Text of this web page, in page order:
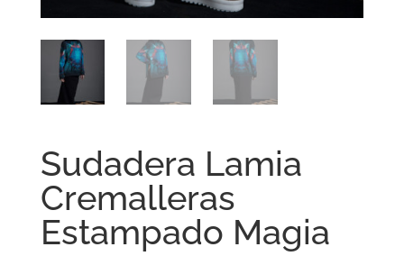
Sudadera Lamia
Cremalleras
Estampado Magia